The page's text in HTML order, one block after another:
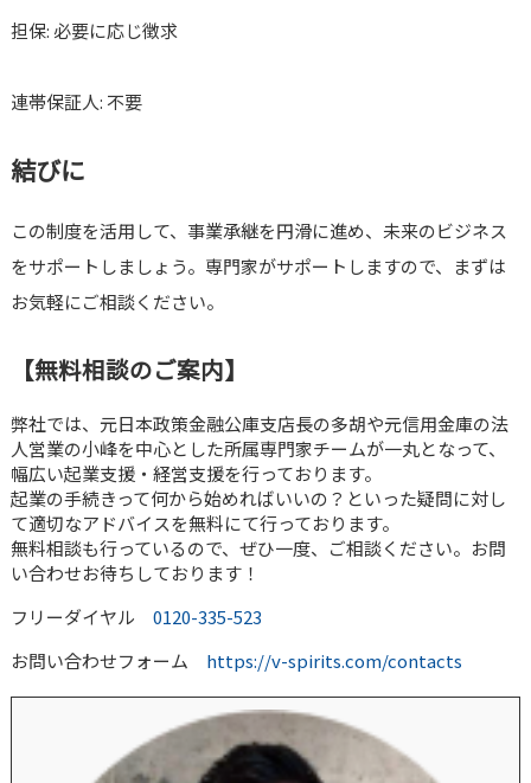
担保: 必要に応じ徴求
連帯保証人: 不要
結びに
この制度を活用して、事業承継を円滑に進め、未来のビジネス
をサポートしましょう。専門家がサポートしますので、まずは
お気軽にご相談ください。
【無料相談のご案内】
弊社では、元日本政策金融公庫支店長の多胡や元信用金庫の法
人営業の小峰を中心とした所属専門家チームが一丸となって、
幅広い起業支援・経営支援を行っております。
起業の手続きって何から始めればいいの？といった疑問に対し
て適切なアドバイスを無料にて行っております。
無料相談も行っているので、ぜひ一度、ご相談ください。お問
い合わせお待ちしております！
フリーダイヤル 0120-335-523
お問い合わせフォーム https://v-spirits.com/contacts